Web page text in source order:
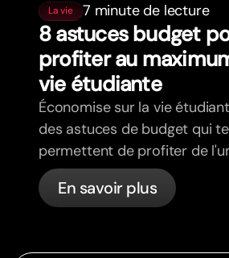
La vie 7 minute de lecture
8 astuces budget
profiter au
vie étudiante
Économise sur la vie
des astuces de budget qui te
permettent de profiter de
sans te ruiner.
En savoir plus